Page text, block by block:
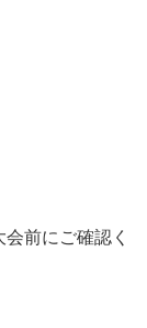
前にご確認く